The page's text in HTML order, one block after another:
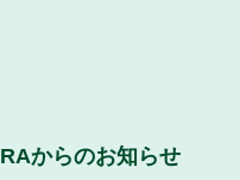
からのお知らせ